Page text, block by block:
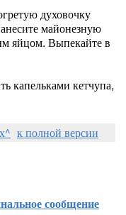
духовочку
майонезную
яйцом. Выпекайте в
капельками кетчупа,
к полной версии
сообщение